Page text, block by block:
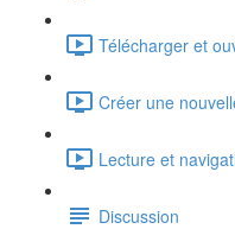
Télécharger et
Créer une
Lecture et
Discussion